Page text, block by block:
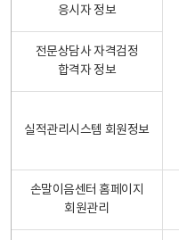
응시자 정보
전문상담사 자격검정
합격자 정보
실적관리시스템 회원정보
손말이음센터 홈페이지
회원관리